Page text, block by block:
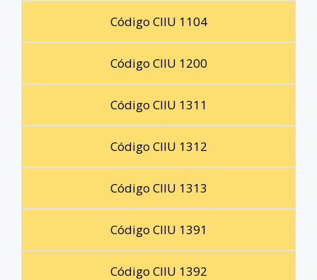
Código CIIU 1104
Código CIIU 1200
Código CIIU 1311
Código CIIU 1312
Código CIIU 1313
Código CIIU 1391
Código CIIU 1392